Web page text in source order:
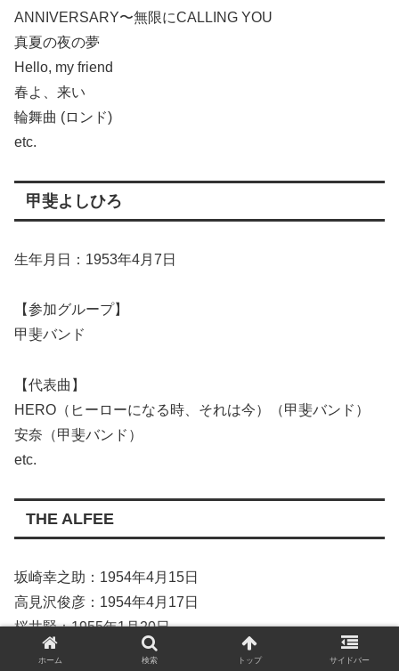
ANNIVERSARY〜無限にCALLING YOU
真夏の夜の夢
Hello, my friend
春よ、来い
輪舞曲 (ロンド)
etc.
甲斐よしひろ
生年月日：1953年4月7日
【参加グループ】
甲斐バンド
【代表曲】
HERO（ヒーローになる時、それは今）（甲斐バンド）
安奈（甲斐バンド）
etc.
THE ALFEE
坂崎幸之助：1954年4月15日
高見沢俊彦：1954年4月17日
桜井賢：1955年1月20日
ホーム 検索 トップ サイドバー